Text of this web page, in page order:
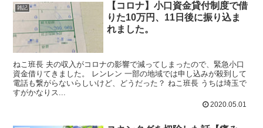
雑記
【コロナ】小口資金貸付制度で借
りた10万円、11日後に振り込ま
れました。
ねこ班長 夫の収入がコロナの影響で減ってしまったので、緊急小口
資金借りてきました。 レンレン 一部の地域では申し込みが殺到して
電話も繋がらないらしいけど、どうだった？ ねこ班長 うちは埼玉で
すがかなりス...
2020.05.01